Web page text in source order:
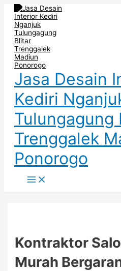
Skip
content
Jasa Desain
Kediri
Tulungagung
Trenggalek
Ponorogo
Menu
Kontraktor
Murah
Post
navigation